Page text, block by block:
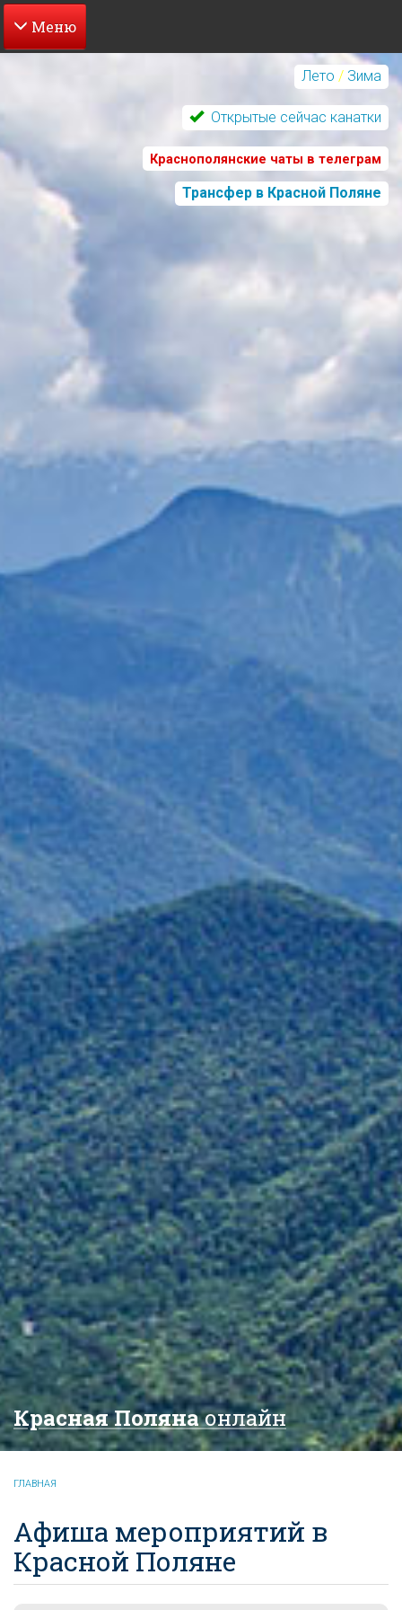
Перейти
содержанию
Лето / Зима
Открытые сейчас канатки
Краснополянские чаты в телеграм
Трансфер в Красной Поляне
Красная Полянаонлайн
ГЛАВНАЯ
Афиша мероприятий в
Красной Поляне